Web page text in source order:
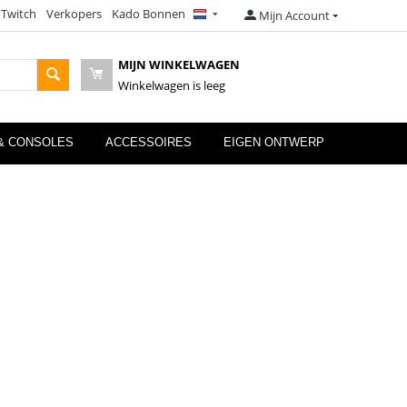
Mijn Account
Verkopers Kado Bonnen
MIJN WINKELWAGEN
Winkelwagen is leeg
CONSOLES ACCESSOIRES EIGEN ONTWERP